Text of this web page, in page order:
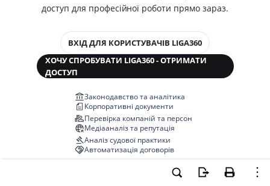
доступ для професійної роботи прямо зараз.
ВХІД ДЛЯ КОРИСТУВАЧІВ LIGA360
ХОЧУ СПРОБУВАТИ LIGA360 - ОТРИМАТИ
ДОСТУП
Законодавство та аналітика
Корпоративні документи
Перевірка компаній та персон
Медіааналіз та репутація
Аналіз судової практики
Автоматизація договорів
НОВА LIGA360 ЗМІНЮЄ ВСЕ!